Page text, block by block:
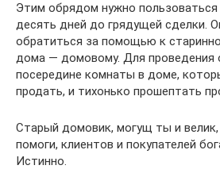
Этим обрядом нужно пользоваться
десять дней до грядущей сделки.
обратиться за помощью к
дома — домовому. Для проведения
посередине комнаты в доме,
продать, и тихонько прошептать
Старый домовик, могущ ты и
помоги, клиентов и покупателей
Истинно.